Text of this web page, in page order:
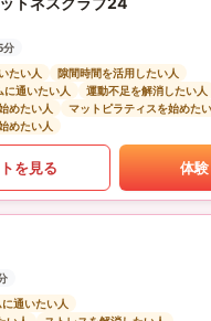
分
たい人
隙間時間を活用したい人
に通いたい人
運動不足を解消したい人
めたい人
マットピラティスを始めた
めたい人
を見る 体
通いたい人